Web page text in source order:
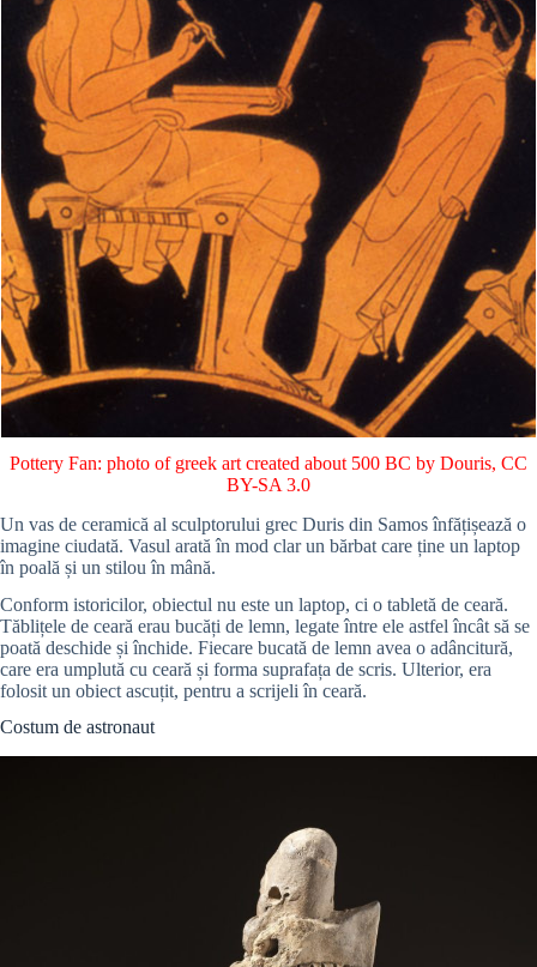
Pottery Fan: photo of greek art created about 500 BC by Douris, CC
BY-SA 3.0
Un vas de ceramică al sculptorului grec Duris din Samos înfățișează o
imagine ciudată. Vasul arată în mod clar un bărbat care ține un laptop
în poală și un stilou în mână.
Conform istoricilor, obiectul nu este un laptop, ci o tabletă de ceară.
Tăblițele de ceară erau bucăți de lemn, legate între ele astfel încât să se
poată deschide și închide. Fiecare bucată de lemn avea o adâncitură,
care era umplută cu ceară și forma suprafața de scris. Ulterior, era
folosit un obiect ascuțit, pentru a scrijeli în ceară.
Costum de astronaut